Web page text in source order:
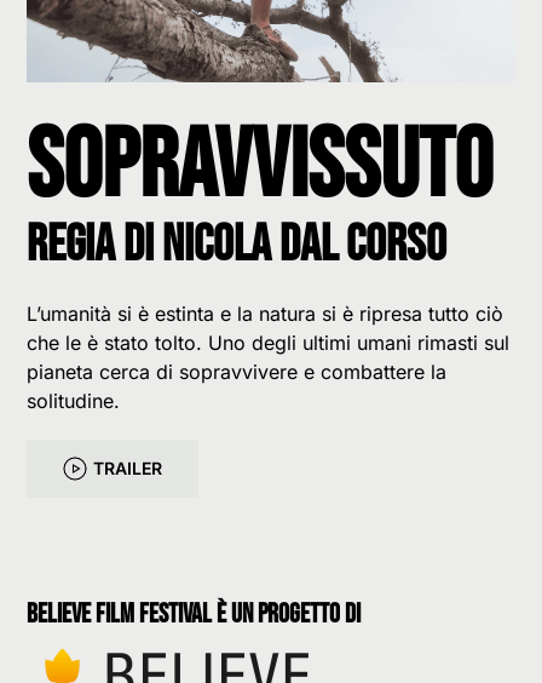
Sopravvissuto
Regia di Nicola Dal Corso
L’umanità si è estinta e la natura si è ripresa tutto ciò
che le è stato tolto. Uno degli ultimi umani rimasti sul
pianeta cerca di sopravvivere e combattere la
solitudine.
TRAILER
believe film festival è un progetto di